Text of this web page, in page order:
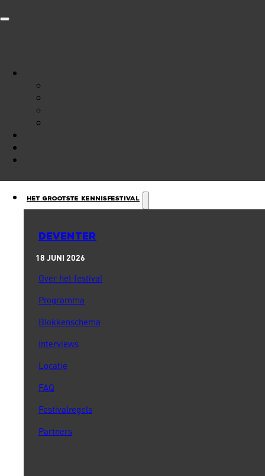
Het Grootste Kennisfestival
DEVENTER
18 JUNI 2026
Over het festival
Programma
Blokkenschema
Interviews
Locatie
FAQ
Festivalregels
Partners